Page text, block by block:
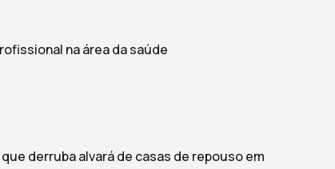
na área da saúde
derruba alvará de casas de repouso em